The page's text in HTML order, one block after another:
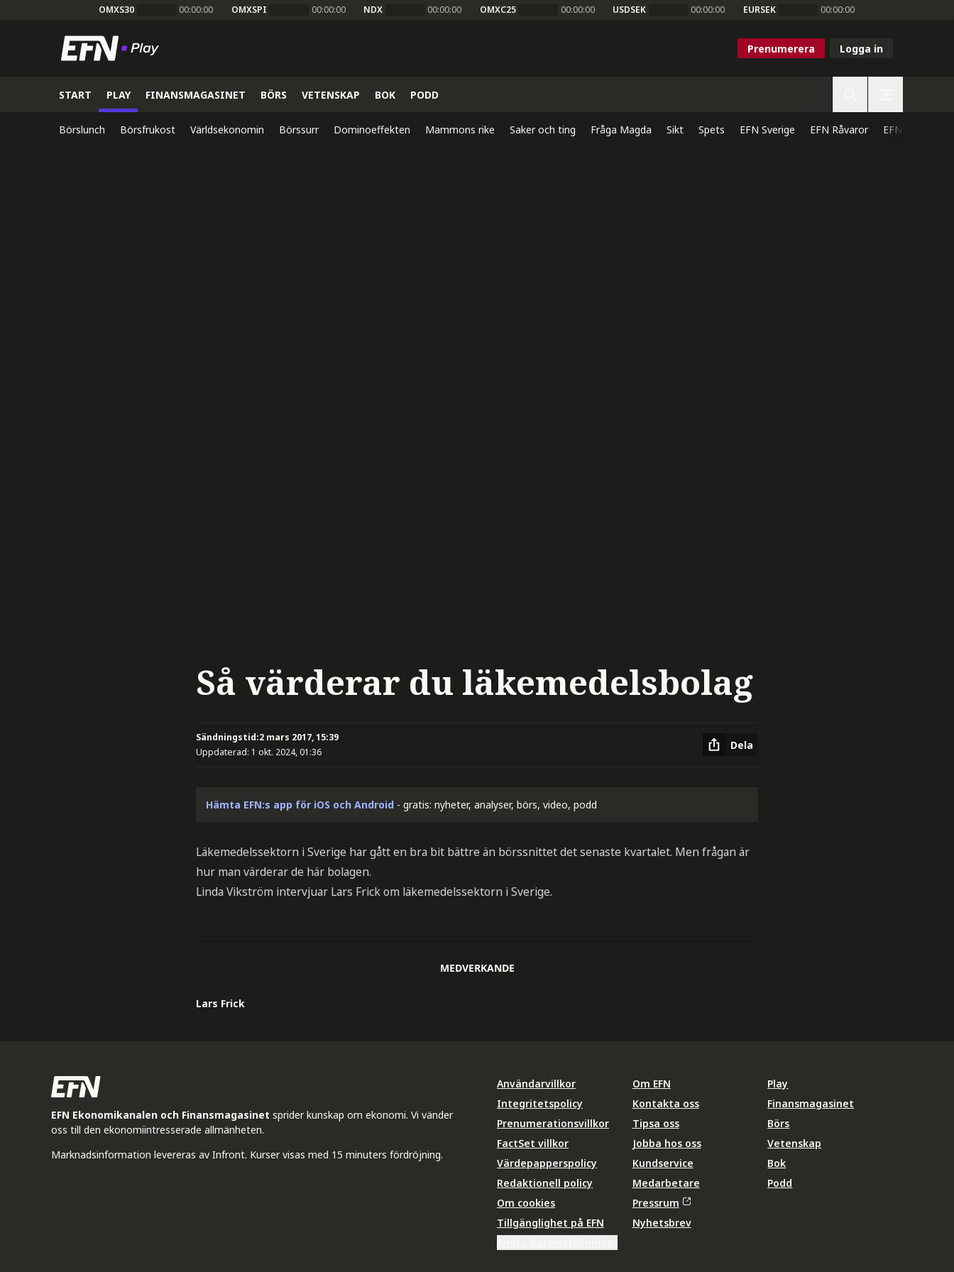
OMXS30 00:00:00 OMXSPI 00:00:00 NDX 00:00:00 OMXC25 00:00:00 USDSEK 00:00:00 EURSEK 00:00:00
Prenumerera Logga in
START PLAY FINANSMAGASINET BÖRS VETENSKAP BOK PODD
Börslunch Börsfrukost Världsekonomin Börssurr Dominoeffekten Mammons rike Saker och ting Fråga Magda Sikt Spets EFN Sverige EFN Råvaror EFN Direkt
Så värderar du läkemedelsbolag
Sändningstid:2 mars 2017, 15:39
Uppdaterad: 1 okt. 2024, 01:36
Dela
Hämta EFN:s app för iOS och Android - gratis: nyheter, analyser, börs, video, podd
Läkemedelssektorn i Sverige har gått en bra bit bättre än börssnittet det senaste kvartalet. Men frågan är
hur man värderar de här bolagen.
Linda Vikström intervjuar Lars Frick om läkemedelssektorn i Sverige.
MEDVERKANDE
Lars Frick
EFN Ekonomikanalen och Finansmagasinet sprider kunskap om ekonomi. Vi vänder
oss till den ekonomiintresserade allmänheten.
Marknadsinformation levereras av Infront. Kurser visas med 15 minuters fördröjning.
Användarvillkor
Integritetspolicy
Prenumerationsvillkor
FactSet villkor
Värdepapperspolicy
Redaktionell policy
Om cookies
Tillgänglighet på EFN
Om EFN
Kontakta oss
Tipsa oss
Jobba hos oss
Kundservice
Medarbetare
Pressrum
Nyhetsbrev
Play
Finansmagasinet
Börs
Vetenskap
Bok
Podd